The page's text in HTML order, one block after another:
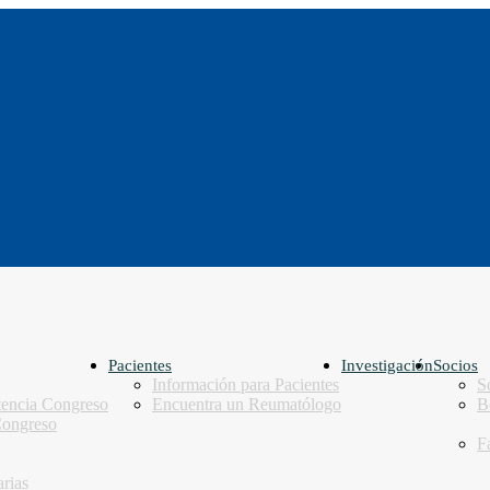
Congreso
Pacientes
Información para Pacientes
Encuentra un Reumatólogo
InvestigaciónSocios